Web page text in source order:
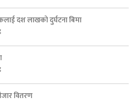
दश लाखको दुर्घटना बिमा
वितरण